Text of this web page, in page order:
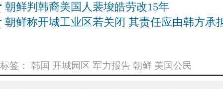
朝鲜判韩裔美国人裴埈皓劳改15年
朝鲜称开城工业区若关闭 其责任应由韩方承
标签： 韩国 开城园区 军力报告 朝鲜 美国公民